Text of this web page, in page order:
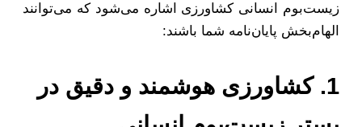
زیست‌بوم انسانی کشاورزی اشاره می‌شود که می‌توانند
الهام‌بخش پایان‌نامه شما باشند:
1. کشاورزی هوشمند و دقیق در